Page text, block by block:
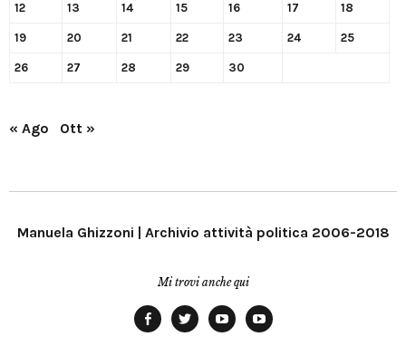
12 13 14 15 16 17 18
19 20 21 22 23 24 25
26 27 28 29 30
« Ago Ott »
Manuela Ghizzoni | Archivio attività politica 2006-2018
Mi trovi anche qui